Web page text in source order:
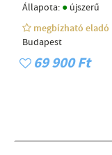
Állapota: ● újszerű
megbízható eladó
Budapest
69 900 Ft